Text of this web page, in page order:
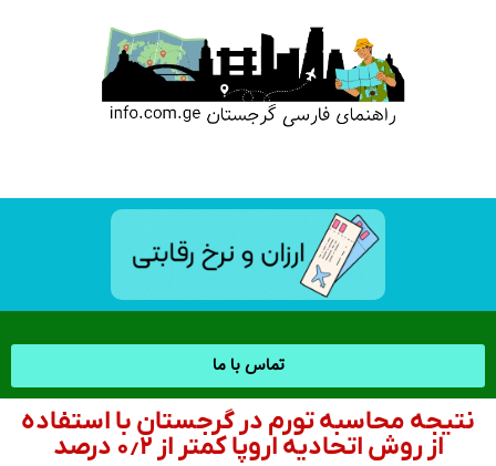
تماس با ما
نتیجه محاسبه تورم در گرجستان با استفاده
از روش اتحادیه اروپا کمتر از ۰٫۲ درصد